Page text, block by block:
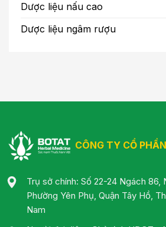
Dược liệu nấu cao
Dược liệu ngâm rượu
CÔNG TY CỔ
Trụ sở chính: Số 22-24 Ngách 86,
Phường Yên Phụ, Quận Tây Hồ,
Nam